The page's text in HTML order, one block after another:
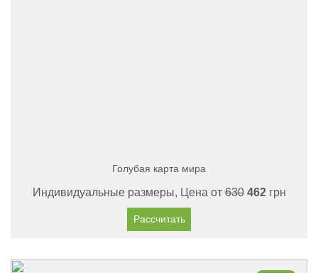
Голубая карта мира
Индивидуальные размеры, Цена от630 462грн
Рассчитать